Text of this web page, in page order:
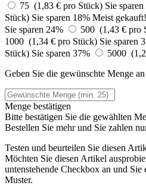
75 (1,83 € pro Stück) Sie
Stück) Sie sparen 18% Meist gekauft!
Sie sparen 24%
500 (1,43 € pro
1000 (1,34 € pro Stück) Sie sparen
Stück) Sie sparen 37% 5000
Geben Sie die gewünschte Menge an
Menge bestätigen
Bitte bestätigen Sie die gewählten
Bestellen Sie mehr und Sie zahlen
Testen und beurteilen Sie diesen
Möchten Sie diesen Artikel
untenstehende Checkbox an und Sie
Muster.